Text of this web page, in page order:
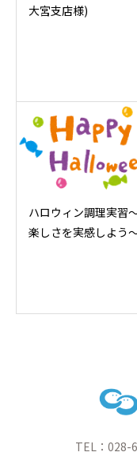
大宮支店様)
ハロウィン調理実習
楽しさを実感しよう
TEL：028-